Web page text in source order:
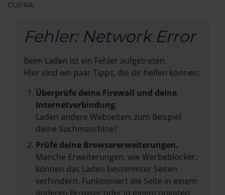
CUPRA
Fehler: Network Error
Beim Laden ist ein Fehler aufgetreten.
Hier sind ein paar Tipps, die dir helfen können:
Überprüfe deine Firewall und deine
Internetverbindung.
Laden andere Webseiten, zum Beispiel
deine Suchmaschine?
Prüfe deine Browsererweiterungen.
Manche Erweiterungen, wie Werbeblocker,
können das Laden bestimmter Seiten
verhindern. Funktioniert die Seite in einem